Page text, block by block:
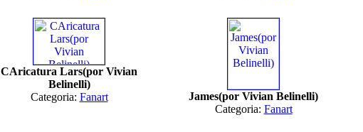
CAricatura Lars(por Vivian
Belinelli)
Categoria: Fanart
James(por Vivian Belinelli)
Categoria: Fanart